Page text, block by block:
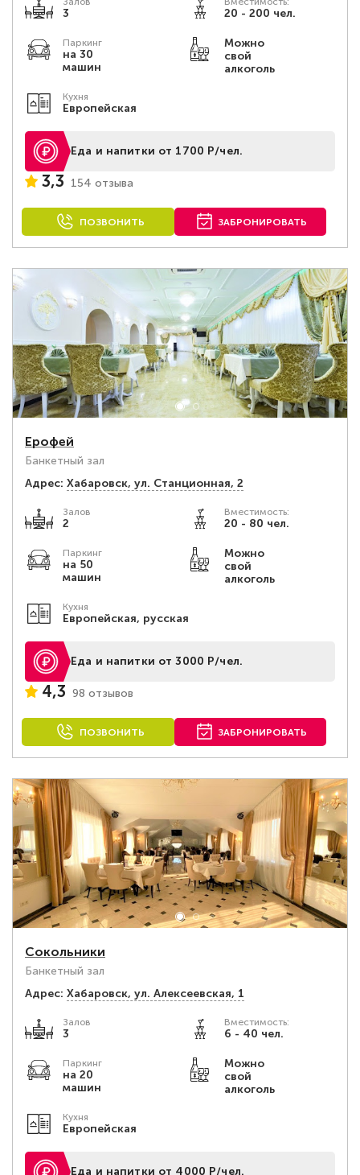
3 20 - 200 чел.
Паркинг
на 30
машин
Можно
свой
алкоголь
Кухня
Европейская
Еда и напитки от 1700 Р/чел.
3,3 154 отзыва
ПОЗВОНИТЬ ЗАБРОНИРОВАТЬ
Ерофей
Банкетный зал
Адрес: Хабаровск, ул. Станционная, 2
Залов
2
Вместимость:
20 - 80 чел.
Паркинг
на 50
машин
Можно
свой
алкоголь
Кухня
Европейская, русская
Еда и напитки от 3000 Р/чел.
4,3 98 отзывов
ПОЗВОНИТЬ ЗАБРОНИРОВАТЬ
Сокольники
Банкетный зал
Адрес: Хабаровск, ул. Алексеевская, 1
Залов
3
Вместимость:
6 - 40 чел.
Паркинг
на 20
машин
Можно
свой
алкоголь
Кухня
Европейская
Еда и напитки от 4000 Р/чел.